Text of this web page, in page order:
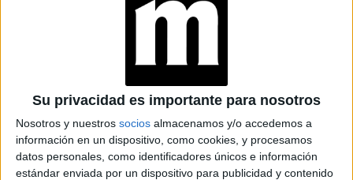
Su privacidad es importante para nosotros
Nosotros y nuestros socios almacenamos y/o accedemos a
información en un dispositivo, como cookies, y procesamos
datos personales, como identificadores únicos e información
estándar enviada por un dispositivo para publicidad y contenido
Caras Noticias
Weekend Parabrisas
Look
Luz Mía Lunateen Break BATimes
© Perfil.com 2006-2019 - Todos los derechos reservados
Registro de Propiedad Intelectual: Nro. 5346433